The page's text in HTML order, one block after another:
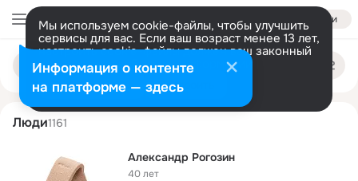
Войти
Мы используем cookie-файлы, чтобы улучшить
сервисы для вас. Если ваш возраст менее 13 лет,
настроить cookie-файлы должен ваш законный
представитель. Больше информации
Разрешить все Настроить
Поиск
людям
aleksandr rogozin
Люди1161
Александр Рогозин
40 лет
Информация о контенте
на платформе — здесь